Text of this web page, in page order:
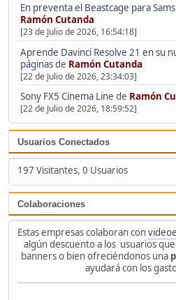
En preventa el Beastcage para
Ramón Cutanda
[23 de Julio de 2026, 16:54:18]
Aprende Davinci Resolve 21 en su
páginasde Ramón Cutanda
[22 de Julio de 2026, 23:34:03]
Sony FX5 Cinema Line de Ramón
[22 de Julio de 2026, 18:59:52]
Usuarios Conectados
197 Visitantes, 0 Usuarios
Colaboraciones
Estas empresas colaboran con
algún descuento a los usuarios
banners o bien ofreciéndonos una
ayudará con los